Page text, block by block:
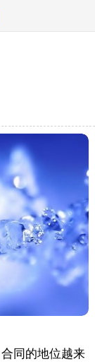
同的地位越来